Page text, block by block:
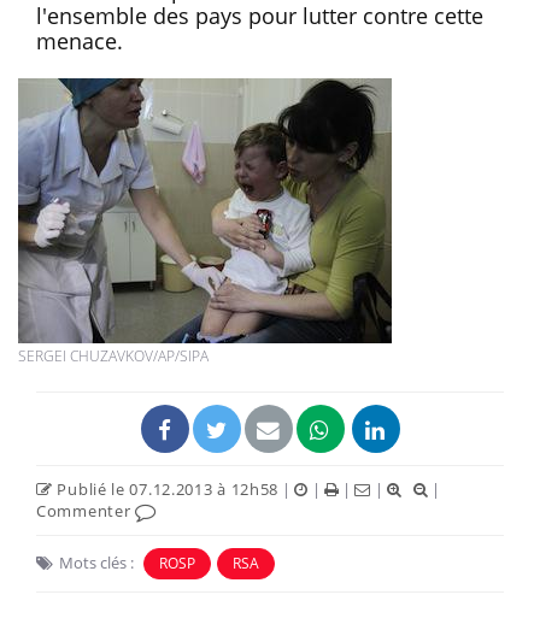
l'ensemble des pays pour lutter contre cette
menace.
SERGEI CHUZAVKOV/AP/SIPA
Publié le 07.12.2013 à 12h58 | | | |
|
Commenter
Mots clés : ROSP RSA